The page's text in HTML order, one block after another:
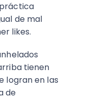
de mal
likes.
tienen
logran en las
de